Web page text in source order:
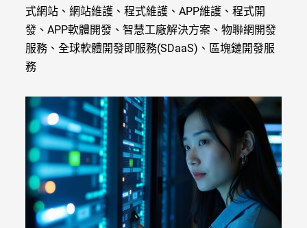
式網站、網站維護、程式維護、APP維護、程式開
發、APP軟體開發、智慧工廠解決方案、物聯網開發
服務、全球軟體開發即服務(SDaaS)、區塊鏈開發服
務